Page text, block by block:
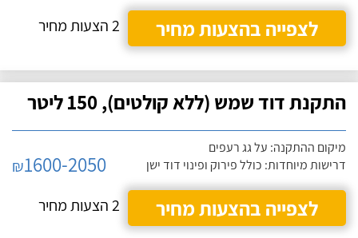
לצפייה בהצעות מחיר
2 הצעות מחיר
התקנת דוד שמש (ללא קולטים), 150 ליטר
מיקום ההתקנה: על גג רעפים
דרישות מיוחדות: כולל פירוק ופינוי דוד ישן
₪1600-2050
לצפייה בהצעות מחיר
2 הצעות מחיר